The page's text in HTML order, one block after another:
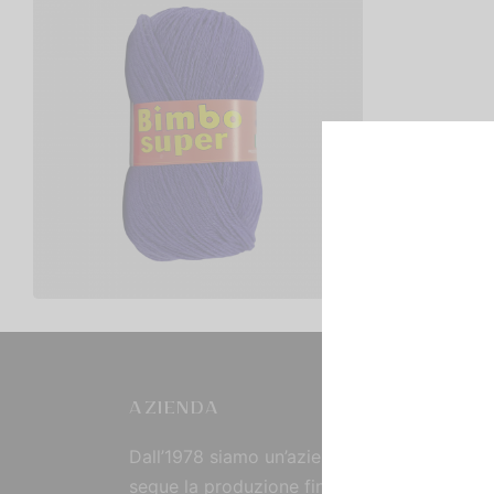
Bimbo Super
AZIENDA
Dall’1978 siamo un’azienda strutturata che
segue la produzione fin dall’origine, curando